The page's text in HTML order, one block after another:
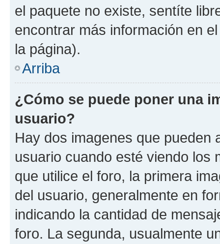
el paquete no existe, sentíte
encontrar más información en
la página).
Arriba
¿Cómo se puede poner una
usuario?
Hay dos imagenes que pueden
usuario cuando esté viendo los
que utilice el foro, la primera
del usuario, generalmente en
indicando la cantidad de
foro. La segunda, usualmente